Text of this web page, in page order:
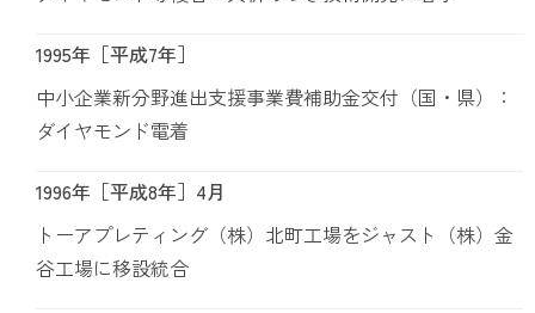
1995年［平成7年］
中小企業新分野進出支援事業費補助金交付（国・県）：
ダイヤモンド電着
1996年［平成8年］4月
トーアプレティング（株）北町工場をジャスト（株）金
谷工場に移設統合